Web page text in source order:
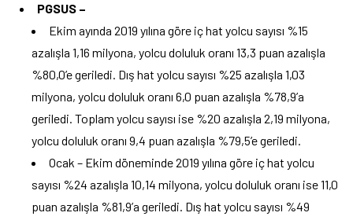
PGSUS –
Ekim ayında 2019 yılına göre iç hat yolcu sayısı %15
azalışla 1,16 milyona, yolcu doluluk oranı 13,3 puan azalışla
%80,0’e geriledi. Dış hat yolcu sayısı %25 azalışla 1,03
milyona, yolcu doluluk oranı 6,0 puan azalışla %78,9’a
geriledi. Toplam yolcu sayısı ise %20 azalışla 2,19 milyona,
yolcu doluluk oranı 9,4 puan azalışla %79,5’e geriledi.
Ocak – Ekim döneminde 2019 yılına göre iç hat yolcu
sayısı %24 azalışla 10,14 milyona, yolcu doluluk oranı ise 11,0
puan azalışla %81,9’a geriledi. Dış hat yolcu sayısı %49